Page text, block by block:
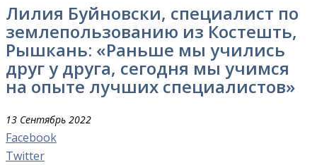
Лилия Буйновски, специалист по
землепользованию из Костешть,
Рышкань: «Раньше мы учились
друг у друга, сегодня мы учимся
на опыте лучших специалистов»
13 Сентябрь 2022
Facebook
Twitter